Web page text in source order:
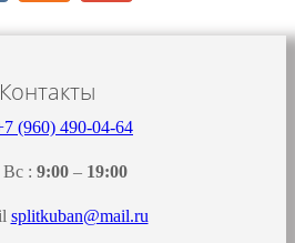
Контакты
(960) 490-04-64
: 9:00 – 19:00
splitkuban@mail.ru